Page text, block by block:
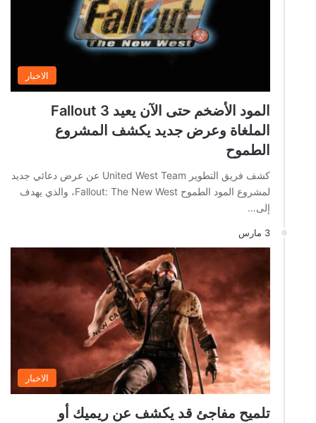
الاخبار
المود الأضخم حتى الآن يعيد Fallout 3
الملغاة وعرض جديد يكشف المشروع
الطموح
كشف فريق التطوير United West Team عن عرض دعائي جديد
لمشروع المود الطموح Fallout: The New West، والذي يهدف
إلى…
3 مارس
الاخبار
تلميح مفاجئ قد يكشف عن ريميك أو